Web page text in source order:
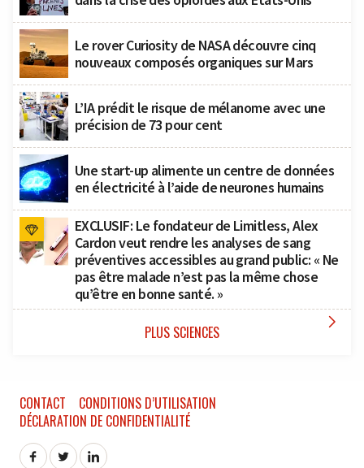
Le rover Curiosity de NASA découvre cinq
nouveaux composés organiques sur Mars
L’IA prédit le risque de mélanome avec une
précision de 73 pour cent
Une start-up alimente un centre de données
en électricité à l’aide de neurones humains
EXCLUSIF: Le fondateur de Limitless, Alex
Cardon veut rendre les analyses de sang
préventives accessibles au grand public: « Ne
pas être malade n’est pas la même chose
qu’être en bonne santé. »
PLUS SCIENCES 
CONTACT
CONDITIONS D’UTILISATION
DÉCLARATION DE CONFIDENTIALITÉ